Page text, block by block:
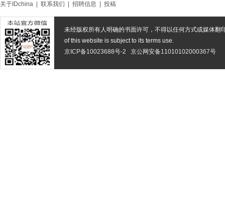
关于IDchina 联系我们 招聘信息 投稿
未经版权所有人明确的书面许可，不得以任何方式或媒体翻
of this website is subject to its terms use.
京ICP备10023688号-2
京公网安备11010102000367号